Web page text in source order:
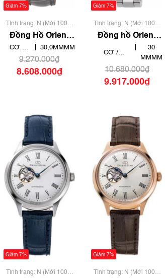
Giảm 7%
Tình trạng: N (Mới 100%
chưa qua sử dụng)
Đồng Hồ Orient
RK-ND0103N
CƠ /
AUTOMATIC
30,0MMMM
9.270.000₫
8.608.000₫
Giảm 7%
Tình trạng: N (Mới 100%
chưa qua sử dụng)
Đồng hồ Orient
RK-ND0101S
CƠ /
30
MMMM
10.680.000₫
9.917.000₫
Giảm 7%
Tình trạng: N (Mới 100%
Giảm 7%
Tình trạng: N (Mới 100%